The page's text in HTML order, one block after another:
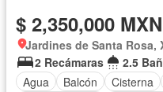
$ 2,350,000 MXN
Jardines de Santa Rosa,
2 Recámaras
2.5
Agua
Balcón Cisterna